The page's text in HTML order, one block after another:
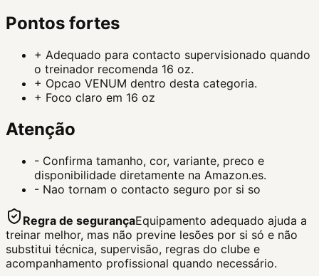
Pontos fortes
+ Adequado para contacto supervisionado quando
o treinador recomenda 16 oz.
+ Opcao VENUM dentro desta categoria.
+ Foco claro em 16 oz
Atenção
- Confirma tamanho, cor, variante, preco e
disponibilidade diretamente na Amazon.es.
- Nao tornam o contacto seguro por si so
Regra de segurançaEquipamento adequado ajuda a
treinar melhor, mas não previne lesões por si só e não
substitui técnica, supervisão, regras do clube e
acompanhamento profissional quando necessário.